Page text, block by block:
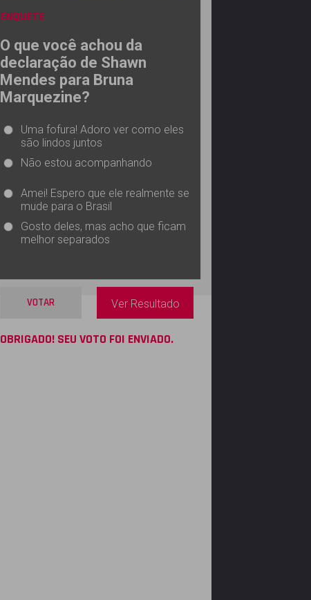
ENQUETE
O que você achou da
declaração de Shawn
Mendes para Bruna
Marquezine?
Uma fofura! Adoro ver como eles
são lindos juntos
Não estou acompanhando
Amei! Espero que ele realmente se
mude para o Brasil
Gosto deles, mas acho que ficam
melhor separados
VOTAR Ver Resultado
OBRIGADO! SEU VOTO FOI ENVIADO.